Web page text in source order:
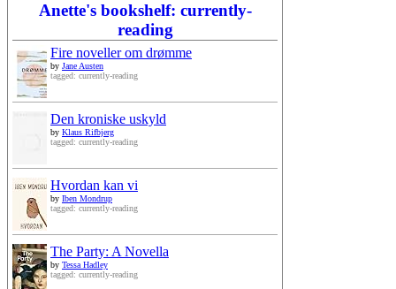
Anette's bookshelf: currently-
reading
Fire noveller om drømme
by Jane Austen
tagged: currently-reading
Den kroniske uskyld
by Klaus Rifbjerg
tagged: currently-reading
Hvordan kan vi
by Iben Mondrup
tagged: currently-reading
The Party: A Novella
by Tessa Hadley
tagged: currently-reading